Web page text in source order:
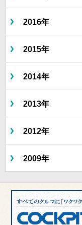
2016年
2015年
2014年
2013年
2012年
2009年